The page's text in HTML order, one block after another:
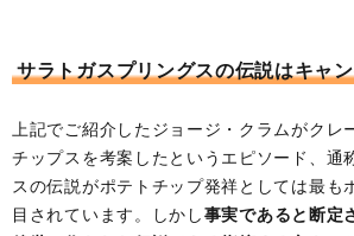
サラトガスプリングスの伝説はキャ
上記でご紹介したジョージ・クラムがクレ
チップスを考案したというエピソード、通
スの伝説がポテトチップ発祥としては最も
目されています。しかし事実であると断定